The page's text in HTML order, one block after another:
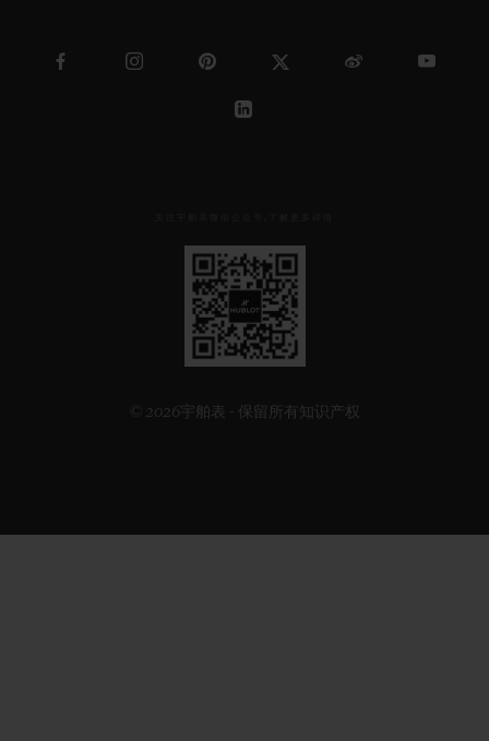
见
下
方
二
维
码
© 2026宇舶表 - 保留所有知识产权